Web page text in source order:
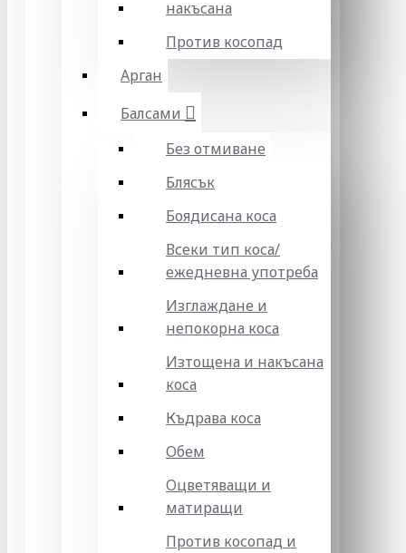
накъсана
Против косопад
Арган
Балсами
Без отмиване
Блясък
Боядисана коса
Всеки тип коса/
ежедневна употреба
Изглаждане и
непокорна коса
Изтощена и накъсана
коса
Къдрава коса
Обем
Оцветяващи и
матиращи
Против косопад и